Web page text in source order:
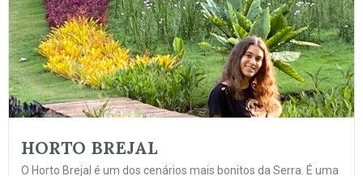
HORTO BREJAL
O Horto Brejal é um dos cenários mais bonitos da Serra. É uma